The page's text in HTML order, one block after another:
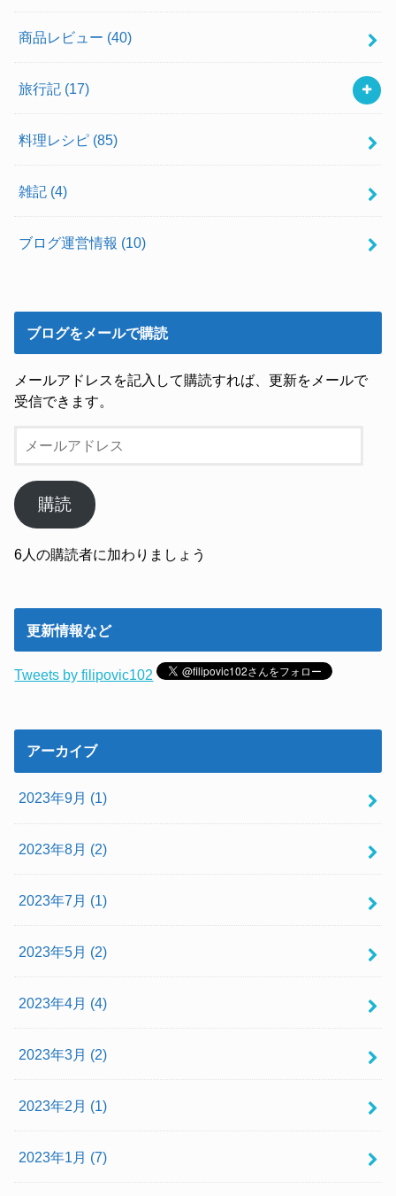
商品レビュー (40)
旅行記 (17)
料理レシピ (85)
雑記 (4)
ブログ運営情報 (10)
ブログをメールで購読
メールアドレスを記入して購読すれば、更新をメールで
受信できます。
ー
ア
ド
ス
購読
6人の購読者に加わりましょう
更新情報など
Tweets by filipovic102
アーカイブ
2023年9月 (1)
2023年8月 (2)
2023年7月 (1)
2023年5月 (2)
2023年4月 (4)
2023年3月 (2)
2023年2月 (1)
2023年1月 (7)